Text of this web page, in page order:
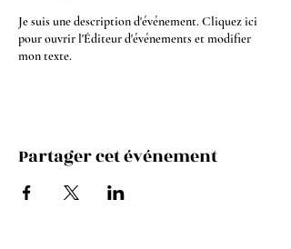
Je suis une description d'événement. Cliquez ici
pour ouvrir l'Éditeur d'événements et modifier
mon texte.
Partager cet événement